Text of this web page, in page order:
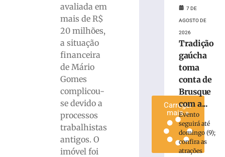
avaliada em
mais de R$
20 milhões,
a situação
financeira
de Mário
Gomes
complicou-
se devido a
processos
trabalhistas
antigos. O
imóvel foi
Brusque
Carregar
mais »
7 DE
AGOSTO DE
2026
Tradição
gaúcha
toma
conta de
Brusque
com a...
Evento
seguirá até
domingo (9);
confira as
atrações